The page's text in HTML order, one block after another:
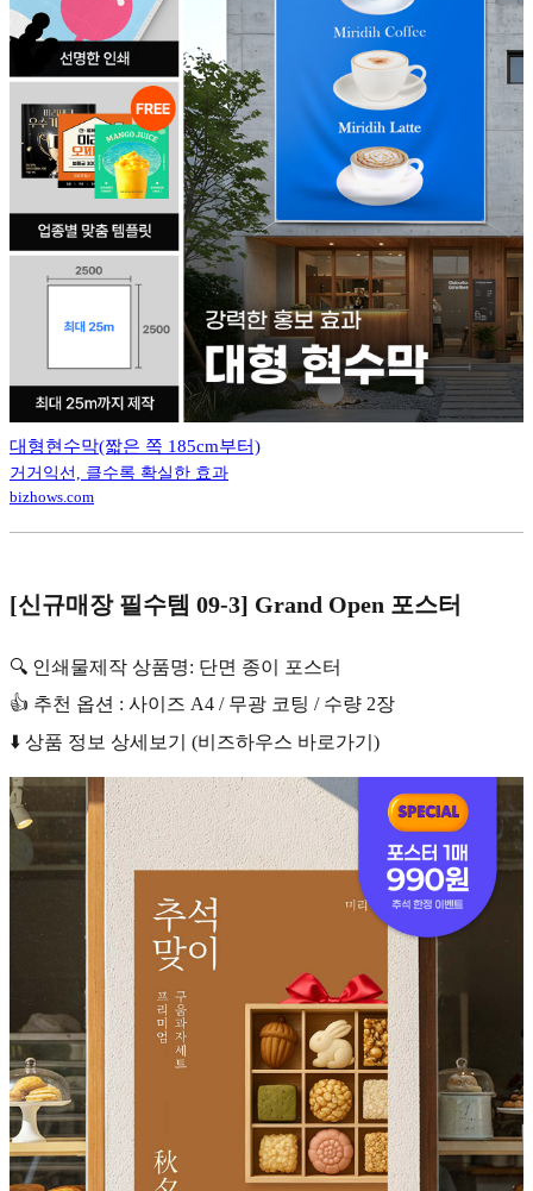
대형현수막(짧은 쪽 185cm부터)
거거익선, 클수록 확실한 효과
bizhows.com
[신규매장 필수템 09-3] Grand Open 포스터
🔍 인쇄물제작 상품명: 단면 종이 포스터
👍 추천 옵션 : 사이즈 A4 / 무광 코팅 / 수량 2장
⬇️ 상품 정보 상세보기 (비즈하우스 바로가기)